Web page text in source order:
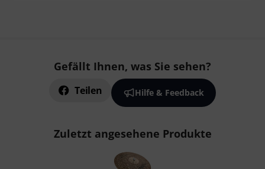
Gefällt Ihnen, was Sie sehen?
Teilen Hilfe & Feedback
Zuletzt angesehene Produkte